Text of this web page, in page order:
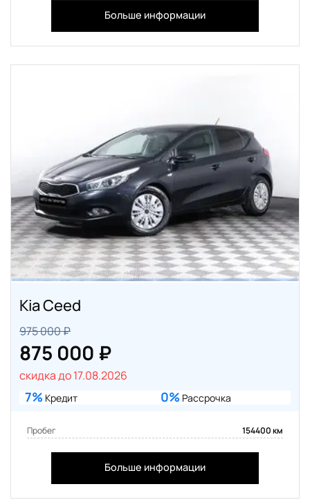
Больше информации
Kia Ceed
975 000 ₽
875 000 ₽
скидка до 17.08.2026
7% Кредит 0% Рассрочка
Пробег 154400 км
Больше информации